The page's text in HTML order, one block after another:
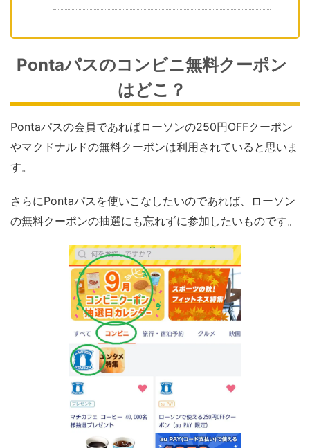
Pontaパスのコンビニ無料クーポン
はどこ？
Pontaパスの会員であればローソンの250円OFFクーポン
やマクドナルドの無料クーポンは利用されていると思いま
す。
さらにPontaパスを使いこなしたいのであれば、ローソン
の無料クーポンの抽選にも忘れずに参加したいものです。